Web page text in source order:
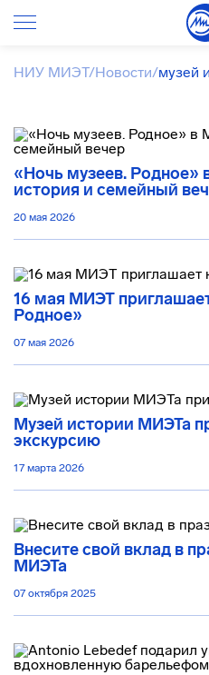
НИУ МИЭТ/Новости/музей
«Ночь музеев. Родное»
история и семейный
20 мая 2026
16 мая МИЭТ
Родное»
07 мая 2026
Музей истории МИЭТа
экскурсию
17 марта 2026
Внесите свой вклад в
МИЭТа
07 октября 2025